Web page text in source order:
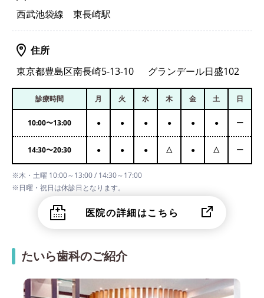
西武池袋線 東長崎駅
住所
東京都豊島区南長崎5-13-10 グランデール日盛102
診療時間 月 火 水 木 金 土 日
10:00〜13:00 ● ● ● ● ● ● ー
14:30〜20:30 ● ● ● △ ● △ ー
※木・土曜 10:00～13:00 / 14:30～17:00
※日曜・祝日は休診日となります。
医院の詳細はこちら
たいら歯科のご紹介